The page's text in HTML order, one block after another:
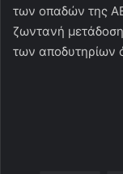
των οπαδών της
ζωντανή
των αποδυτηρίων